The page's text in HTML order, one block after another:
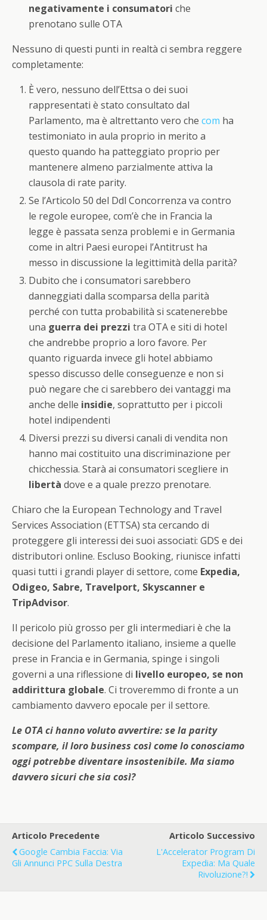
negativamente i consumatori che
prenotano sulle OTA
Nessuno di questi punti in realtà ci sembra reggere
completamente:
È vero, nessuno dell’Ettsa o dei suoi
rappresentati è stato consultato dal
Parlamento, ma è altrettanto vero checom ha
testimoniato in aula proprio in merito a
questo quando ha patteggiato proprio per
mantenere almeno parzialmente attiva la
clausola di rate parity.
Se l’Articolo 50 del Ddl Concorrenza va contro
le regole europee, com’è che in Francia la
legge è passata senza problemi e in Germania
come in altri Paesi europei l’Antitrust ha
messo in discussione la legittimità della parità?
Dubito che i consumatori sarebbero
danneggiati dalla scomparsa della parità
perché con tutta probabilità si scatenerebbe
una guerra dei prezzi tra OTA e siti di hotel
che andrebbe proprio a loro favore. Per
quanto riguarda invece gli hotel abbiamo
spesso discusso delle conseguenze e non si
può negare che ci sarebbero dei vantaggi ma
anche delle insidie, soprattutto per i piccoli
hotel indipendenti
Diversi prezzi su diversi canali di vendita non
hanno mai costituito una discriminazione per
chicchessia. Starà ai consumatori scegliere in
libertà dove e a quale prezzo prenotare.
Chiaro che la European Technology and Travel
Services Association (ETTSA) sta cercando di
proteggere gli interessi dei suoi associati: GDS e dei
distributori online. Escluso Booking, riunisce infatti
quasi tutti i grandi player di settore, come Expedia,
Odigeo, Sabre, Travelport, Skyscanner e
TripAdvisor.
Il pericolo più grosso per gli intermediari è che la
decisione del Parlamento italiano, insieme a quelle
prese in Francia e in Germania, spinge i singoli
governi a una riflessione di livello europeo, se non
addirittura globale. Ci troveremmo di fronte a un
cambiamento davvero epocale per il settore.
Le OTA ci hanno voluto avvertire: se la parity
scompare, il loro business così come lo conosciamo
oggi potrebbe diventare insostenibile. Ma siamo
davvero sicuri che sia così?
Articolo Precedente
Google Cambia Faccia: Via
Gli Annunci PPC Sulla Destra
Articolo Successivo
L'Accelerator Program Di
Expedia: Ma Quale
Rivoluzione?!